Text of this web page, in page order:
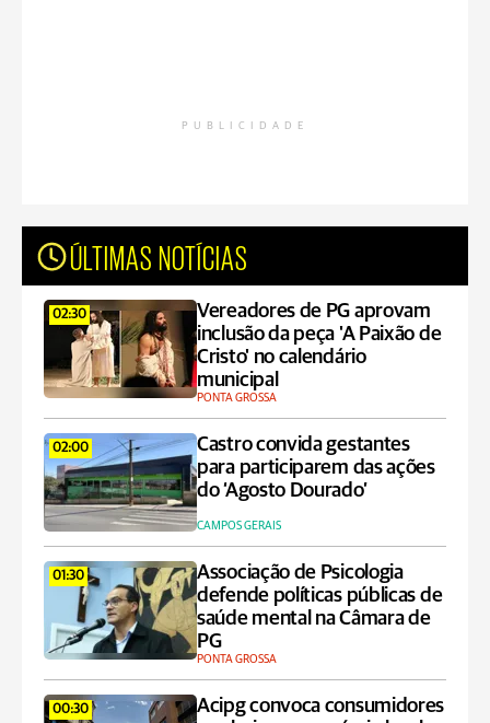
PUBLICIDADE
ÚLTIMAS NOTÍCIAS
02:30
Vereadores de PG aprovam
inclusão da peça 'A Paixão de
Cristo' no calendário
municipal
PONTA GROSSA
02:00
Castro convida gestantes
para participarem das ações
do ‘Agosto Dourado’
CAMPOS GERAIS
01:30
Associação de Psicologia
defende políticas públicas de
saúde mental na Câmara de
PG
PONTA GROSSA
00:30
Acipg convoca consumidores